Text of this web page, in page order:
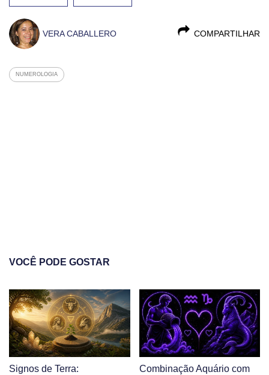
COMPARTILHAR
VERA CABALLERO
NUMEROLOGIA
VOCÊ PODE GOSTAR
Signos de Terra:
Combinação Aquário com